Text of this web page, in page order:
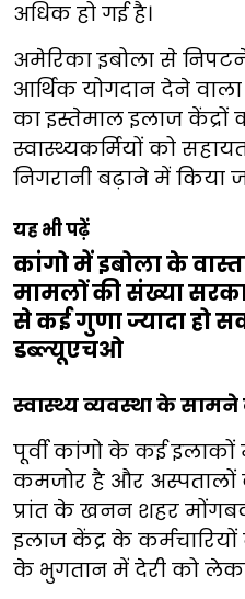
अधिक हो गई है।
अमेरिका इबोला से
आर्थिक योगदान देने
का इस्तेमाल इलाज
स्वास्थ्यकर्मियों को
निगरानी बढ़ाने में किया
यह भी पढ़ें
कांगो में इबोला के
मामलों की संख्या
से कई गुणा ज्यादा हो
डब्ल्यूएचओ
स्वास्थ्य व्यवस्था के सामने
पूर्वी कांगो के कई इलाकों
कमजोर है और अस्पतालों
प्रांत के खनन शहर
इलाज केंद्र के
के भुगतान में देरी को लेकर